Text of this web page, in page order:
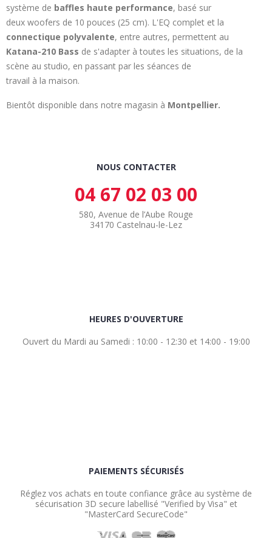
système de baffles haute performance, basé sur
deux woofers de 10 pouces (25 cm). L'EQ complet et la
connectique polyvalente, entre autres, permettent au
Katana-210 Bass de s'adapter à toutes les situations, de la
scène au studio, en passant par les séances de
travail à la maison.
Bientôt disponible dans notre magasin à Montpellier.
NOUS CONTACTER
04 67 02 03 00
580, Avenue de l’Aube Rouge
34170 Castelnau-le-Lez
HEURES D'OUVERTURE
Ouvert du Mardi au Samedi : 10:00 - 12:30 et 14:00 - 19:00
PAIEMENTS SÉCURISÉS
Réglez vos achats en toute confiance grâce au système de
sécurisation 3D secure labellisé "Verified by Visa" et
"MasterCard SecureCode"